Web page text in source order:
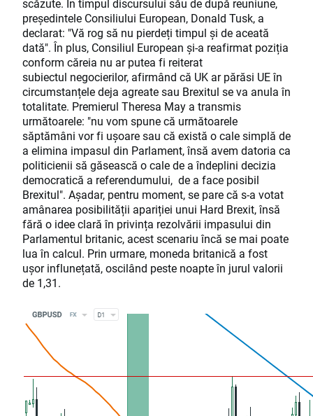
scăzute. În timpul discursului său de după reuniune,
președintele Consiliului European, Donald Tusk, a
declarat: "Vă rog să nu pierdeți timpul și de aceată
dată". În plus, Consiliul European și-a reafirmat poziția
conform căreia nu ar putea fi reiterat
subiectul negocierilor, afirmând că UK ar părăsi UE în
circumstanțele deja agreate sau Brexitul se va anula în
totalitate. Premierul Theresa May a transmis
următoarele: "nu vom spune că următoarele
săptămâni vor fi ușoare sau că există o cale simplă de
a elimina impasul din Parlament, însă avem datoria ca
politicienii să găsească o cale de a îndeplini decizia
democratică a referendumului, de a face posibil
Brexitul". Așadar, pentru moment, se pare că s-a votat
amânarea posibilității apariției unui Hard Brexit, însă
fără o idee clară în privința rezolvării impasului din
Parlamentul britanic, acest scenariu încă se mai poate
lua în calcul. Prin urmare, moneda britanică a fost
ușor influnețată, oscilând peste noapte în jurul valorii
de 1,31.